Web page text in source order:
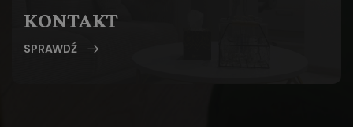
KONTAKT
SPRAWDŹ